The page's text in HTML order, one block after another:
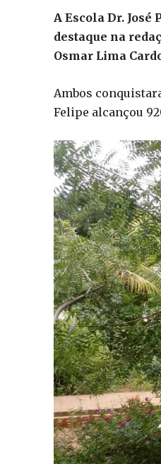
A Escola Dr.
destaque na
Osmar Lima
Ambos
Felipe alcançou